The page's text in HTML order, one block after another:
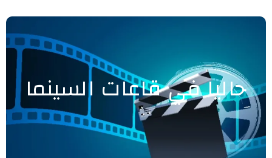
حاليا في قاعات السينما